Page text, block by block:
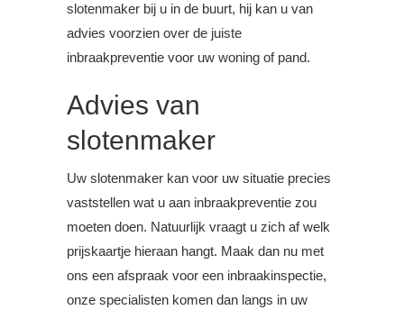
slotenmaker bij u in de buurt, hij kan u van
advies voorzien over de juiste
inbraakpreventie voor uw woning of pand.
Advies van
slotenmaker
Uw slotenmaker kan voor uw situatie precies
vaststellen wat u aan inbraakpreventie zou
moeten doen. Natuurlijk vraagt u zich af welk
prijskaartje hieraan hangt. Maak dan nu met
ons een afspraak voor een inbraakinspectie,
onze specialisten komen dan langs in uw